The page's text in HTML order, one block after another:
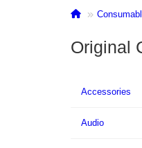
Original
Accessories
Audio